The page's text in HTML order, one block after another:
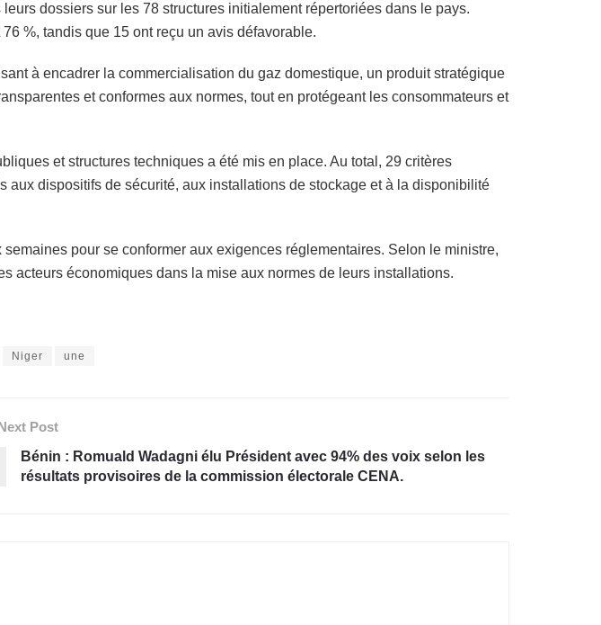
dossiers sur les 78 structures initialement répertoriées dans le pays.
%, tandis que 15 ont reçu un avis défavorable.
à encadrer la commercialisation du gaz domestique, un produit stratégique
et conformes aux normes, tout en protégeant les consommateurs et
et structures techniques a été mis en place. Au total, 29 critères
dispositifs de sécurité, aux installations de stockage et à la disponibilité
pour se conformer aux exigences réglementaires. Selon le ministre,
acteurs économiques dans la mise aux normes de leurs installations.
Niger une
Post
Bénin : Romuald Wadagni élu Président avec 94% des voix selon les
résultats provisoires de la commission électorale CENA.